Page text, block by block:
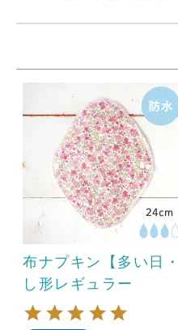
布ナプキン【多い日
し形レギュラー